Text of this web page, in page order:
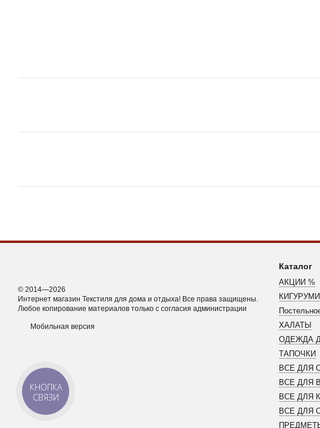
© 2014—2026
Интернет магазин Текстиля для дома и отдыха! Все права защищены.
Любое копирование материалов только с согласия администрации
Мобильная версия
Каталог
АКЦИИ %
КИГУРУМИ
ХАЛАТЫ
ОДЕЖДА
ТАПОЧКИ
ВСЕ ДЛЯ
ВСЕ ДЛЯ
ВСЕ ДЛЯ
ВСЕ ДЛЯ
КНОПКА
СВЯЗИ